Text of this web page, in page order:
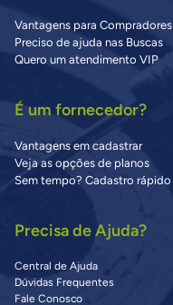
Vantagens para Compradores
Preciso de ajuda nas Buscas
Quero um atendimento VIP
É um fornecedor?
Vantagens em cadastrar
Veja as opções de planos
Sem tempo? Cadastro rápido
Precisa de Ajuda?
Central de Ajuda
Dúvidas Frequentes
Fale Conosco